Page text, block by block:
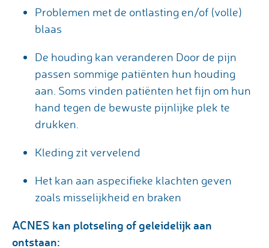
Problemen met de ontlasting en/of (volle)
blaas
De houding kan veranderen Door de pijn
passen sommige patiënten hun houding
aan. Soms vinden patiënten het fijn om hun
hand tegen de bewuste pijnlijke plek te
drukken.
Kleding zit vervelend
Het kan aan aspecifieke klachten geven
zoals misselijkheid en braken
ACNES kan plotseling of geleidelijk aan
ontstaan: